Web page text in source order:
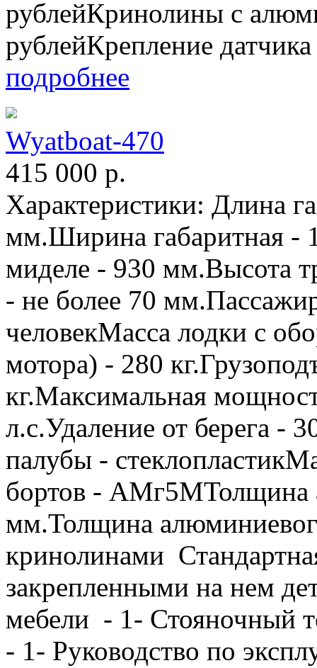
рублейКринолины с
рублейКрепление
подробнее
Wyatboat-470
415 000 р.
Характеристики: Длина
мм.Ширина габаритная -
миделе - 930 мм.Высота
- не более 70
человекМасса лодки с
мотора) - 280
кг.Максимальная
л.с.Удаление от берега -
палубы -
бортов - АМг5МТолщина
мм.Толщина
кринолинами
закрепленными на нем
мебели - 1- Стояночный
- 1- Руководство по